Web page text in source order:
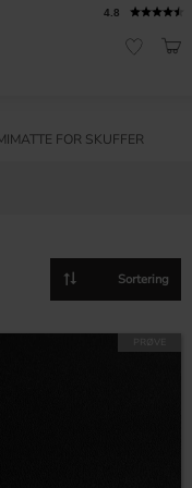
4.8
FOR SKUFFER
PRØVE
|